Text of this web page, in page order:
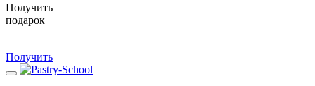
Получить
подарок
Получить